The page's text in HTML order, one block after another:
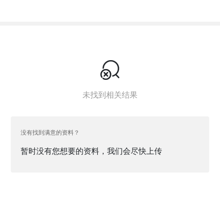

未找到相关结果
没有找到满意的资料？
暂时没有您想要的资料，我们会尽快上传